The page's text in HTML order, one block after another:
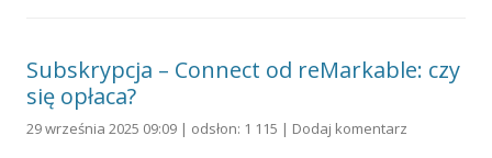
Subskrypcja – Connect od reMarkable: czy
się opłaca?
29 września 2025 09:09 | odsłon: 1 115 | Dodaj komentarz